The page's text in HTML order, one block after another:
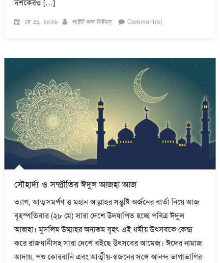
দশকেরও […]
Posted
মে ৩১, ২০২৬ Author
লাইট অফ টাইমস্ Comment(০)
সৌহার্দ্য ও সম্প্রীতির ঈদুল আজহা আজ
ত্যাগ, আত্মসমর্পণ ও মহান আল্লাহর সন্তুষ্টি অর্জনের বার্তা নিয়ে আজ
বৃহস্পতিবার (২৮ মে) সারা দেশে উদযাপিত হচ্ছে পবিত্র ঈদুল
আজহা। মুসলিম উম্মাহর অন্যতম বৃহৎ এই ধর্মীয় উৎসবকে কেন্দ্র
করে রাজধানীসহ সারা দেশে বইছে উৎসবের আমেজ। ঈদের নামাজ
আদায়, পশু কোরবানি এবং আত্মীয়-স্বজনের সঙ্গে আনন্দ ভাগাভাগির